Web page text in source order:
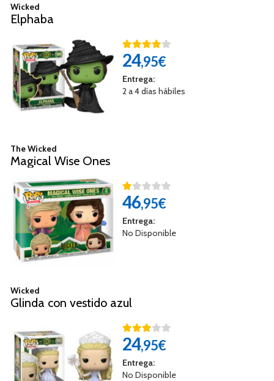
Wicked
Elphaba
24,95€
Entrega:
2 a 4 días hábiles
The Wicked
Magical Wise Ones
46,95€
Entrega:
No Disponible
Wicked
Glinda con vestido azul
24,95€
Entrega:
No Disponible